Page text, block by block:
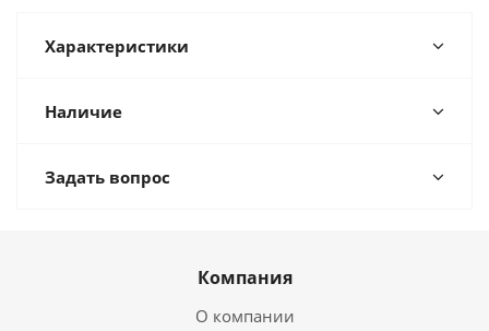
Характеристики
Наличие
Задать вопрос
Компания
О компании